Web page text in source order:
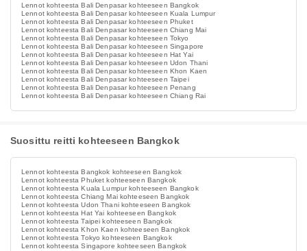
Lennot kohteesta Bali Denpasar kohteeseen Bangkok
Lennot kohteesta Bali Denpasar kohteeseen Kuala Lumpur
Lennot kohteesta Bali Denpasar kohteeseen Phuket
Lennot kohteesta Bali Denpasar kohteeseen Chiang Mai
Lennot kohteesta Bali Denpasar kohteeseen Tokyo
Lennot kohteesta Bali Denpasar kohteeseen Singapore
Lennot kohteesta Bali Denpasar kohteeseen Hat Yai
Lennot kohteesta Bali Denpasar kohteeseen Udon Thani
Lennot kohteesta Bali Denpasar kohteeseen Khon Kaen
Lennot kohteesta Bali Denpasar kohteeseen Taipei
Lennot kohteesta Bali Denpasar kohteeseen Penang
Lennot kohteesta Bali Denpasar kohteeseen Chiang Rai
Suosittu reitti kohteeseen Bangkok
Lennot kohteesta Bangkok kohteeseen Bangkok
Lennot kohteesta Phuket kohteeseen Bangkok
Lennot kohteesta Kuala Lumpur kohteeseen Bangkok
Lennot kohteesta Chiang Mai kohteeseen Bangkok
Lennot kohteesta Udon Thani kohteeseen Bangkok
Lennot kohteesta Hat Yai kohteeseen Bangkok
Lennot kohteesta Taipei kohteeseen Bangkok
Lennot kohteesta Khon Kaen kohteeseen Bangkok
Lennot kohteesta Tokyo kohteeseen Bangkok
Lennot kohteesta Singapore kohteeseen Bangkok